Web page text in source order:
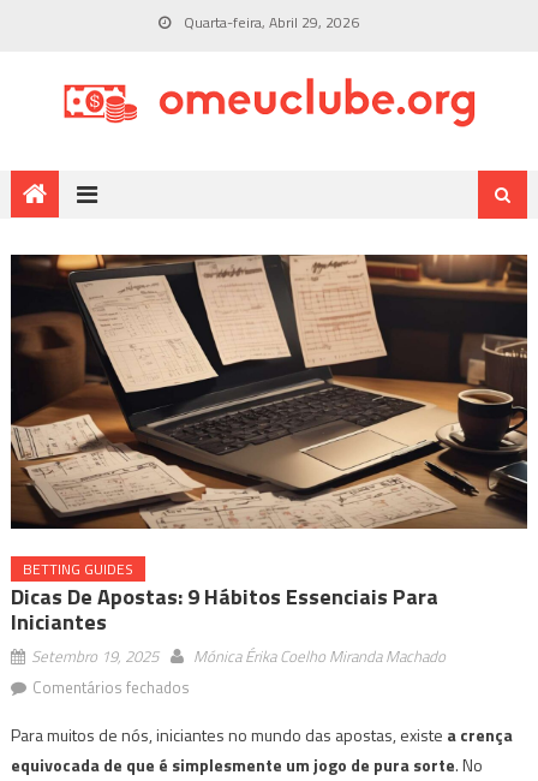
Quarta-feira, Abril 29, 2026
BETTING GUIDES
Dicas De Apostas: 9 Hábitos Essenciais Para
Iniciantes
Setembro 19, 2025
Mónica Érika Coelho Miranda Machado
Comentários fechadosem
de
apostas:
Para muitos de nós, iniciantes no mundo das apostas, existe a crença
equivocada de que é simplesmente um jogo de pura sorte. No